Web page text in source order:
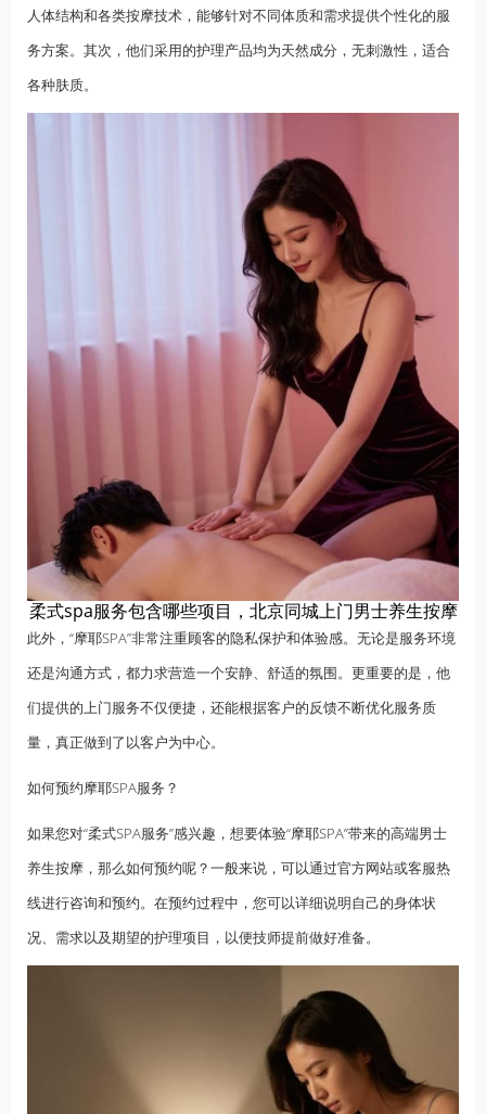
人体结构和各类按摩技术，能够针对不同体质和需求提供个性化的服
务方案。其次，他们采用的护理产品均为天然成分，无刺激性，适合
各种肤质。
柔式spa服务包含哪些项目，北京同城上门男士养生按摩
此外，“摩耶SPA”非常注重顾客的隐私保护和体验感。无论是服务环境
还是沟通方式，都力求营造一个安静、舒适的氛围。更重要的是，他
们提供的上门服务不仅便捷，还能根据客户的反馈不断优化服务质
量，真正做到了以客户为中心。
如何预约摩耶SPA服务？
如果您对“柔式SPA服务”感兴趣，想要体验“摩耶SPA”带来的高端男士
养生按摩，那么如何预约呢？一般来说，可以通过官方网站或客服热
线进行咨询和预约。在预约过程中，您可以详细说明自己的身体状
况、需求以及期望的护理项目，以便技师提前做好准备。